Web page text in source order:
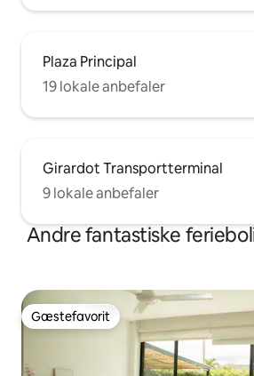
Plaza Principal
19 lokale anbefaler
Girardot Transportterminal
9 lokale anbefaler
Andre fantastiske
Gæstefavorit
Gæstefavorit